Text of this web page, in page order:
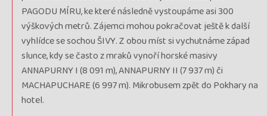
PAGODU MÍRU, ke které následně vystoupáme asi 300
výškových metrů. Zájemci mohou pokračovat ještě k další
vyhlídce se sochou ŠIVY. Z obou míst si vychutnáme západ
slunce, kdy se často z mraků vynoří horské masivy
ANNAPURNY I (8 091 m), ANNAPURNY II (7 937 m) či
MACHAPUCHARE (6 997 m). Mikrobusem zpět do Pokhary na
hotel.